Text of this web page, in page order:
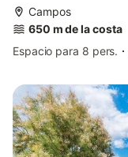
Campos
650 m de la costa
Espacio para 8 pers.